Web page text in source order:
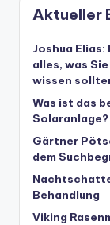
Aktueller
Joshua
alles, was
wissen
Was ist das
Solaranlage?
Gärtner
dem
Behandlung
Viking